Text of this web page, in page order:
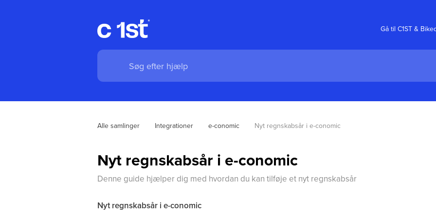
Gå til C1ST &
Alle samlinger Integrationer e-conomic Nyt regnskabsår i e-conomic
Nyt regnskabsår i e-conomic
Denne guide hjælper dig med hvordan du kan tilføje et nyt regnskabsår
Nyt regnskabsår i e-conomic